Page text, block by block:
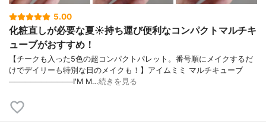
5.00
化粧直しが必要な夏☀️持ち運び便利なコンパクトマルチキ
ューブがおすすめ！
【チークも入った5色の超コンパクトパレット。番号順にメイクするだ
けでデイリーも特別な日のメイクも！】アイムミミ マルチキューブ
────────────I'M M…続きを見る